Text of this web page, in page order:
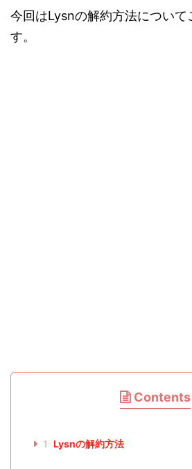
今回はLysnの解約方法について
す。
Contents
1 Lysnの解約方法